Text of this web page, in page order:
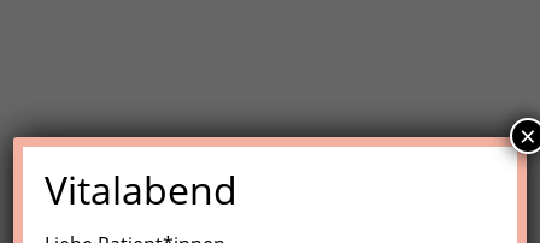
Vitalabend
×